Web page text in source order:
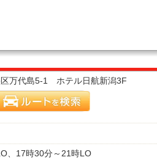
区万代島5-1 ホテル日航新潟3F
、17時30分～21時LO